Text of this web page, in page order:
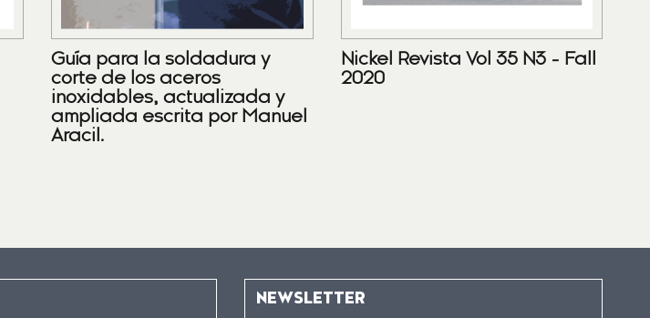
Guía para la soldadura y
corte de los aceros
inoxidables, actualizada y
ampliada escrita por Manuel
Aracil.
Nickel Revista Vol 35 N3 - Fall
2020
NEWSLETTER